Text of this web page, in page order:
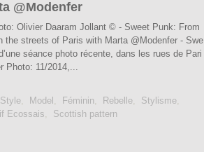
@Modenfer
Olivier Daaram Jollant © - Sweet Punk: From
the streets of Paris with Marta @Modenfer - Swe
séance photo récente, dans les rues de Pari
Photo: 11/2014,...
Style, Model , Féminin, Rebelle, Stylisme,
Ecossais, Scottish pattern